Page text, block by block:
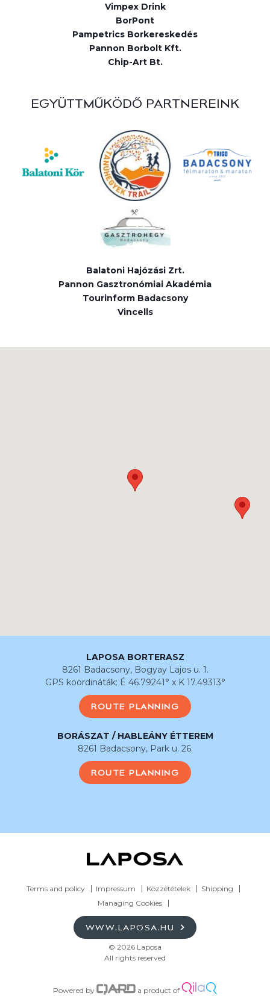
Vimpex Drink
BorPont
Pampetrics Borkereskedés
Pannon Borbolt Kft.
Chip-Art Bt.
EGYÜTTMŰKÖDŐ PARTNEREINK
Balatoni Hajózási Zrt.
Pannon Gasztronómiai Akadémia
Tourinform Badacsony
Vincells
LAPOSA BORTERASZ
8261 Badacsony, Bogyay Lajos u. 1.
GPS koordináták: É 46.79241° x K 17.49313°
ROUTE PLANNING
BORÁSZAT / HABLEÁNY ÉTTEREM
8261 Badacsony, Park u. 26.
ROUTE PLANNING
Terms and policy Impressum Közzétételek
Shipping
Managing Cookies
WWW.LAPOSA.HU
© 2026 Laposa
All rights reserved
Powered by a product of